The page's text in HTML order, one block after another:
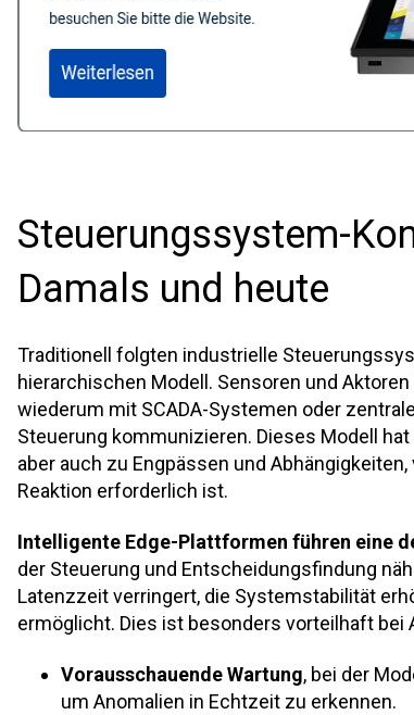
Steuerungssystem-
Damals und heute
Traditionell folgten industrielle
hierarchischen Modell. Sensoren und Aktoren
wiederum mit SCADA-Systemen oder
Steuerung kommunizieren. Dieses Modell
aber auch zu Engpässen und
Reaktion erforderlich ist.
Intelligente Edge-Plattformen führen eine
der Steuerung und Entscheidungsfindung
Latenzzeit verringert, die Systemstabilität
ermöglicht. Dies ist besonders vorteilhaft bei
Vorausschauende Wartung, bei der
um Anomalien in Echtzeit zu erkennen.